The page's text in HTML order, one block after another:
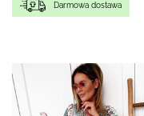
Darmowa dostawa